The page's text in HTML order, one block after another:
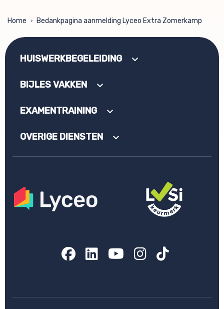
Home > Bedankpagina aanmelding Lyceo Extra Zomerkamp
HUISWERKBEGELEIDING
BIJLES VAKKEN
EXAMENTRAINING
OVERIGE DIENSTEN
Facebook
LinkedIn
YouTube
Instagram
TikTok